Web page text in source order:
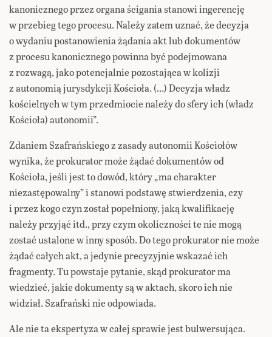
kanonicznego przez organa ścigania stanowi ingerencję
w przebieg tego procesu. Należy zatem uznać, że decyzja
o wydaniu postanowienia żądania akt lub dokumentów
z procesu kanonicznego powinna być podejmowana
z rozwagą, jako potencjalnie pozostająca w kolizji
z autonomią jurysdykcji Kościoła. (…) Decyzja władz
kościelnych w tym przedmiocie należy do sfery ich (władz
Kościoła) autonomii”.
Zdaniem Szafrańskiego z zasady autonomii Kościołów
wynika, że prokurator może żądać dokumentów od
Kościoła, jeśli jest to dowód, który „ma charakter
niezastępowalny” i stanowi podstawę stwierdzenia, czy
i przez kogo czyn został popełniony, jaką kwalifikację
należy przyjąć itd., przy czym okoliczności te nie mogą
zostać ustalone w inny sposób. Do tego prokurator nie może
żądać całych akt, a jedynie precyzyjnie wskazać ich
fragmenty. Tu powstaje pytanie, skąd prokurator ma
wiedzieć, jakie dokumenty są w aktach, skoro ich nie
widział. Szafrański nie odpowiada.
Ale nie ta ekspertyza w całej sprawie jest bulwersująca.